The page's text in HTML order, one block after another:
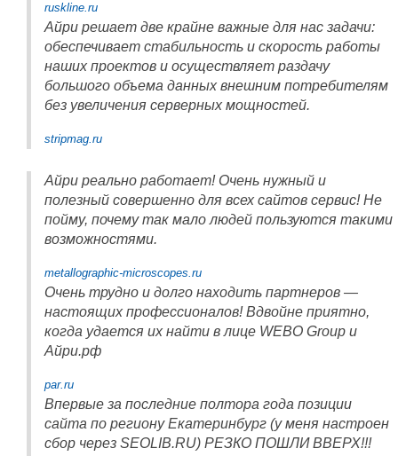
ruskline.ru
Айри решает две крайне важные для нас задачи:
обеспечивает стабильность и скорость работы
наших проектов и осуществляет раздачу
большого объема данных внешним потребителям
без увеличения серверных мощностей.
stripmag.ru
Айри реально работает! Очень нужный и
полезный совершенно для всех сайтов сервис! Не
пойму, почему так мало людей пользуются такими
возможностями.
metallographic-microscopes.ru
Очень трудно и долго находить партнеров —
настоящих профессионалов! Вдвойне приятно,
когда удается их найти в лице WEBO Group и
Айри.рф
par.ru
Впервые за последние полтора года позиции
сайта по региону Екатеринбург (у меня настроен
сбор через SEOLIB.RU) РЕЗКО ПОШЛИ ВВЕРХ!!!